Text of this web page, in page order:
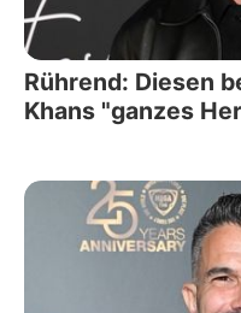
Rührend: Diesen
Khans "ganzes